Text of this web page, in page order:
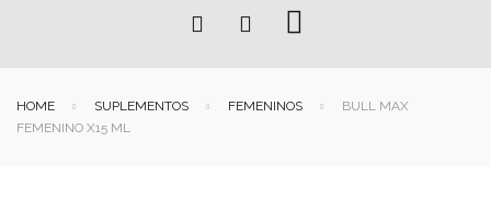
HOME SUPLEMENTOS FEMENINOS
BULL MAX
FEMENINO X15 ML